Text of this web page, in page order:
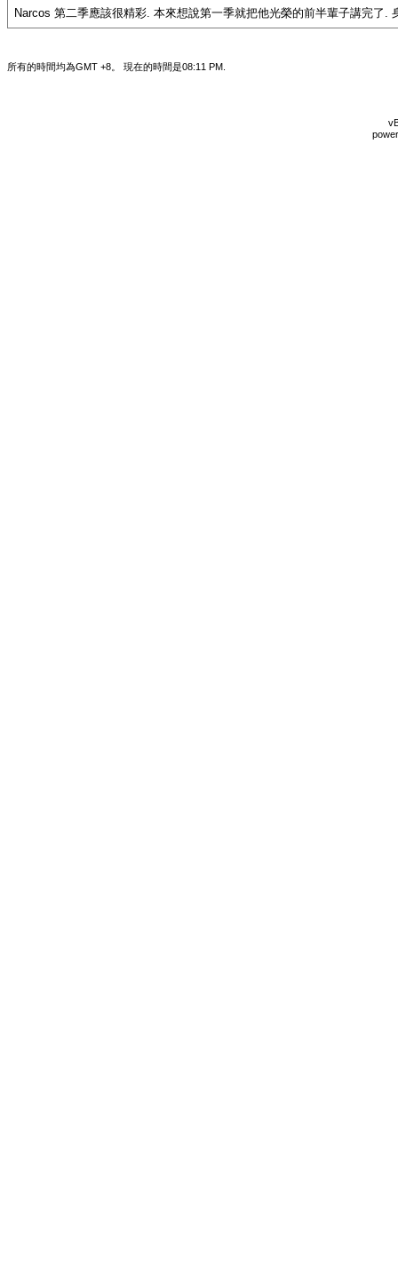
Narcos 第二季應該很精彩. 本來想說第一季就把他光榮的前半輩子講完了.
所有的時間均為GMT +8。 現在的時間是08:11 PM